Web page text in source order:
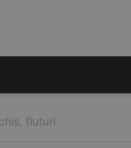
fluturi